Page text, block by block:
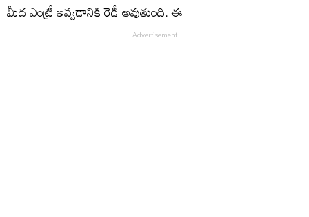
మీద ఎంట్రీ ఇవ్వడానికి రెడీ అవుతుంది. ఈ